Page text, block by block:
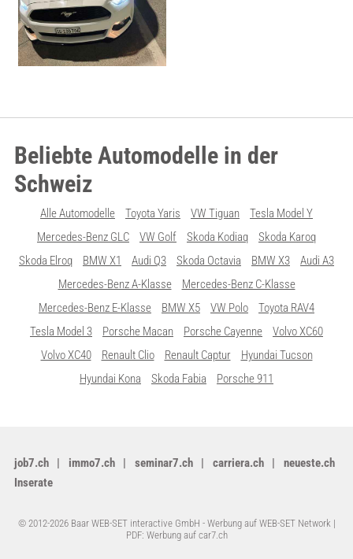
Beliebte Automodelle in der
Schweiz
Alle Automodelle Toyota Yaris VW Tiguan
Tesla Model Y
Mercedes-Benz GLC
VW Golf Skoda Kodiaq
Skoda Karoq
Skoda Elroq
BMW X1 Audi Q3 Skoda Octavia BMW X3
Audi A3
Mercedes-Benz A-Klasse
Mercedes-Benz C-Klasse
Mercedes-Benz E-Klasse
BMW X5 VW Polo
Toyota RAV4
Tesla Model 3
Porsche Macan Porsche Cayenne
Volvo XC60
Volvo XC40
Renault Clio Renault Captur
Hyundai Tucson
Hyundai Kona
Skoda Fabia Porsche 911
job7.ch immo7.ch seminar7.ch carriera.ch
neueste.ch
Inserate
© 2012-2026 Baar WEB-SET interactive GmbH - Werbung auf WEB-SET Network |
PDF: Werbung auf car7.ch